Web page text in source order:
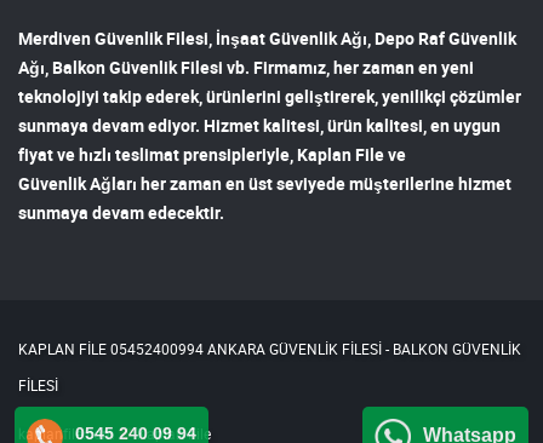
Merdiven Güvenlik Filesi, İnşaat Güvenlik Ağı, Depo Raf Güvenlik
Ağı, Balkon Güvenlik Filesi vb. Firmamız, her zaman en yeni
teknolojiyi takip ederek, ürünlerini geliştirerek, yenilikçi çözümler
sunmaya devam ediyor. Hizmet kalitesi, ürün kalitesi, en uygun
fiyat ve hızlı teslimat prensipleriyle, Kaplan File ve
Güvenlik Ağları her zaman en üst seviyede müşterilerine hizmet
sunmaya devam edecektir.
KAPLAN FİLE 05452400994 ANKARA GÜVENLİK FİLESİ - BALKON GÜVENLİK
FİLESİ
kaplanfile.com Kaplan File
0545 240 09 94 Whatsapp